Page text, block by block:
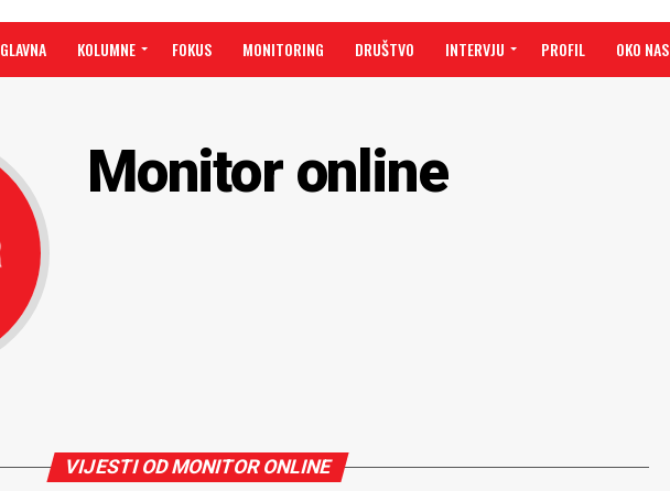
GLAVNA KOLUMNE FOKUS MONITORING DRUŠTVO INTERVJU PROFIL OKO NAS
Monitor online
VIJESTI OD MONITOR ONLINE